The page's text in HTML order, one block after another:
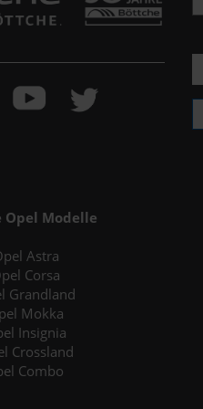
Opel Modelle
Astra
Corsa
Grandland
Mokka
Insignia
Crossland
Combo